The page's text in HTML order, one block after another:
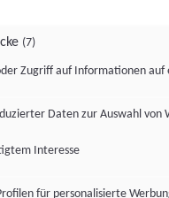
(7)
Zugriff auf Informationen auf
Daten zur Auswahl von
Interesse
für personalisierte